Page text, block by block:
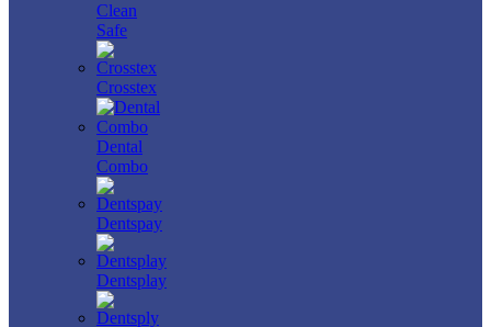
Clean
Safe
Crosstex
Dental
Combo
Dentspay
Dentsplay